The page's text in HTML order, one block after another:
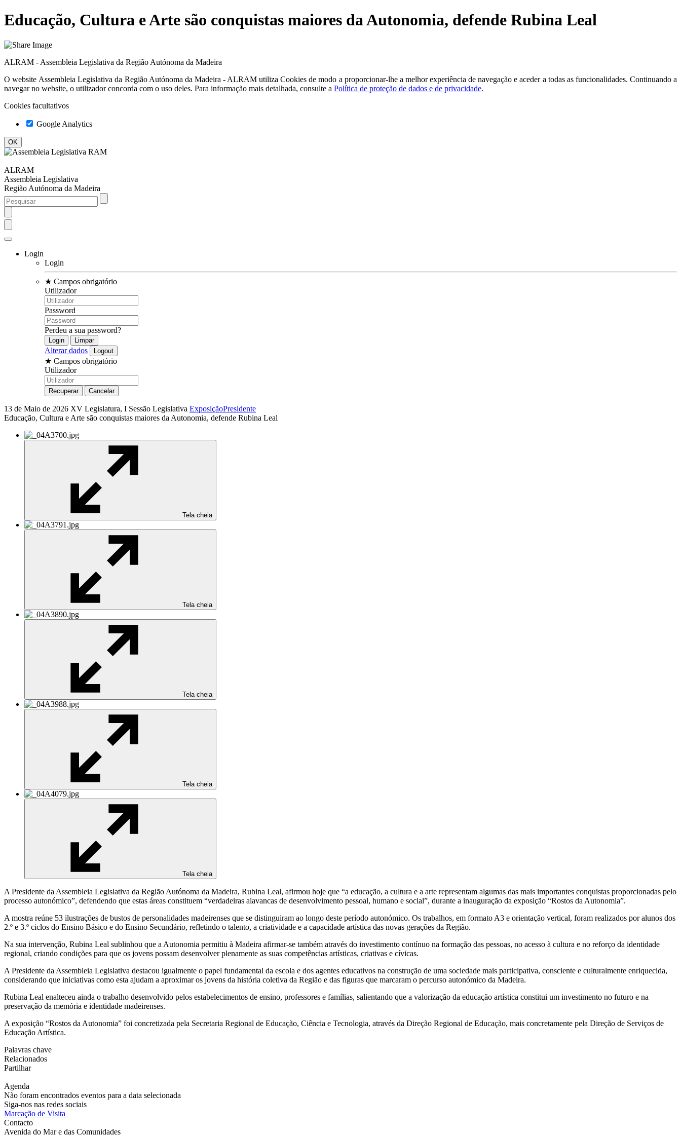
Educação, Cultura e Arte são conquistas maiores da Autonomia, defende Rubina Leal
ALRAM - Assembleia Legislativa da Região Autónoma da Madeira
O website Assembleia Legislativa da Região Autónoma da Madeira - ALRAM utiliza Cookies de modo a proporcionar-lhe a melhor experiência de navegação e aceder a todas as funcionalidades. Continuando a
navegar no website, o utilizador concorda com o uso deles. Para informação mais detalhada, consulte a Política de proteção de dados e de privacidade.
Cookies facultativos
Google Analytics
ALRAM
Assembleia Legislativa
Região Autónoma da Madeira
Login
Login
★ Campos obrigatório
Utilizador
Password
Perdeu a sua password?
Alterar dados
★ Campos obrigatório
Utilizador
13 de Maio de 2026 XV Legislatura, I Sessão Legislativa ExposiçãoPresidente
Educação, Cultura e Arte são conquistas maiores da Autonomia, defende Rubina Leal
Tela cheia
Tela cheia
Tela cheia
Tela cheia
Tela cheia
A Presidente da Assembleia Legislativa da Região Autónoma da Madeira, Rubina Leal, afirmou hoje que “a educação, a cultura e a arte representam algumas das mais importantes conquistas proporcionadas pelo
processo autonómico”, defendendo que estas áreas constituem “verdadeiras alavancas de desenvolvimento pessoal, humano e social”, durante a inauguração da exposição “Rostos da Autonomia”.
A mostra reúne 53 ilustrações de bustos de personalidades madeirenses que se distinguiram ao longo deste período autonómico. Os trabalhos, em formato A3 e orientação vertical, foram realizados por alunos dos
2.º e 3.º ciclos do Ensino Básico e do Ensino Secundário, refletindo o talento, a criatividade e a capacidade artística das novas gerações da Região.
Na sua intervenção, Rubina Leal sublinhou que a Autonomia permitiu à Madeira afirmar-se também através do investimento contínuo na formação das pessoas, no acesso à cultura e no reforço da identidade
regional, criando condições para que os jovens possam desenvolver plenamente as suas competências artísticas, criativas e cívicas.
A Presidente da Assembleia Legislativa destacou igualmente o papel fundamental da escola e dos agentes educativos na construção de uma sociedade mais participativa, consciente e culturalmente enriquecida,
considerando que iniciativas como esta ajudam a aproximar os jovens da história coletiva da Região e das figuras que marcaram o percurso autonómico da Madeira.
Rubina Leal enalteceu ainda o trabalho desenvolvido pelos estabelecimentos de ensino, professores e famílias, salientando que a valorização da educação artística constitui um investimento no futuro e na
preservação da memória e identidade madeirenses.
A exposição “Rostos da Autonomia” foi concretizada pela Secretaria Regional de Educação, Ciência e Tecnologia, através da Direção Regional de Educação, mais concretamente pela Direção de Serviços de
Educação Artística.
Palavras chave
Relacionados
Partilhar
Agenda
Não foram encontrados eventos para a data selecionada
Siga-nos nas redes sociais
Marcação de Visita
Contacto
Avenida do Mar e das Comunidades